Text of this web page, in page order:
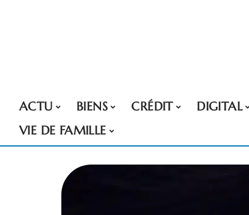
ACTU BIENS CRÉDIT DIGITAL
VIE DE FAMILLE